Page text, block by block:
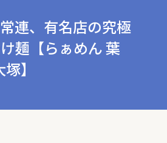
連、有名店の究極
麺【らぁめん 葉
】